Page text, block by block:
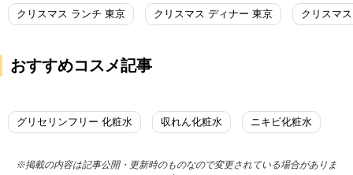
クリスマス ランチ 東京 クリスマス ディナー 東京 クリスマ
おすすめコスメ記事
グリセリンフリー 化粧水 収れん化粧水 ニキビ化粧水
※掲載の内容は記事公開・更新時のものなので変更されている場合がありま